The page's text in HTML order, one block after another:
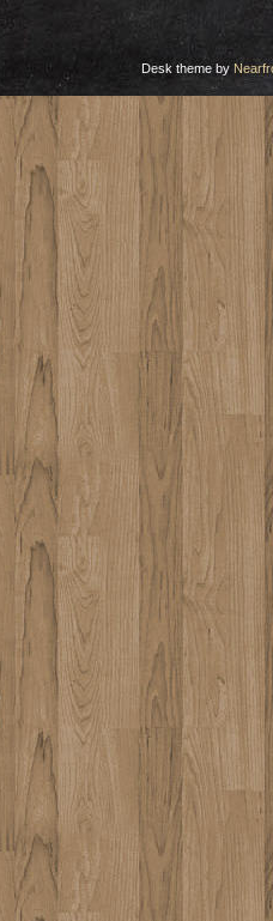
Desk theme by